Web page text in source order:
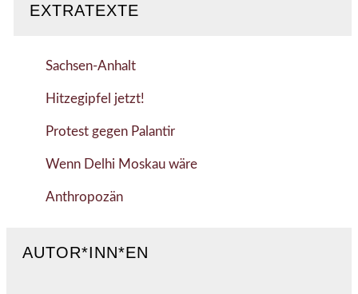
EXTRATEXTE
Sachsen-Anhalt
Hitzegipfel jetzt!
Protest gegen Palantir
Wenn Delhi Moskau wäre
Anthropozän
AUTOR*INN*EN